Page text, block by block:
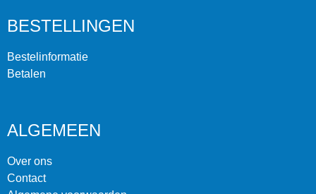
BESTELLINGEN
Bestelinformatie
Betalen
ALGEMEEN
Over ons
Contact